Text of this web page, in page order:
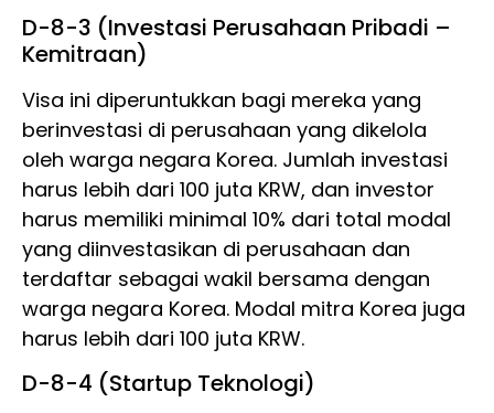
D-8-3 (Investasi Perusahaan Pribadi –
Kemitraan)
Visa ini diperuntukkan bagi mereka yang
berinvestasi di perusahaan yang dikelola
oleh warga negara Korea. Jumlah investasi
harus lebih dari 100 juta KRW, dan investor
harus memiliki minimal 10% dari total modal
yang diinvestasikan di perusahaan dan
terdaftar sebagai wakil bersama dengan
warga negara Korea. Modal mitra Korea juga
harus lebih dari 100 juta KRW.
D-8-4 (Startup Teknologi)